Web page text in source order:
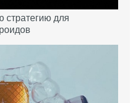
стратегию для